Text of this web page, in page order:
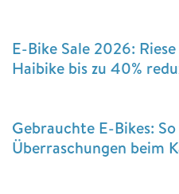
E-Bike Sale 2026:
Haibike bis zu 40%
Gebrauchte E-Bikes:
Überraschungen beim